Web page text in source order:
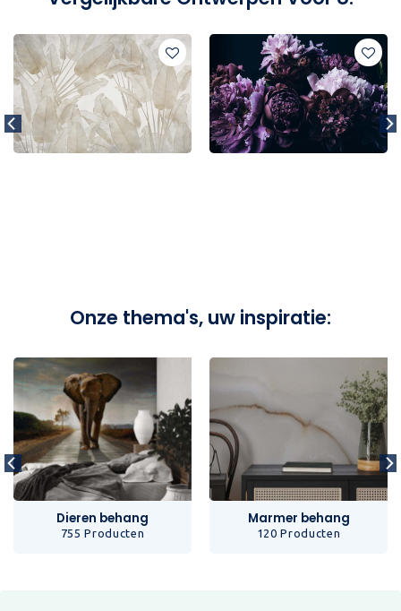
Onze thema's, uw inspiratie:
Dieren behang
755 Producten
Marmer behang
120 Producten